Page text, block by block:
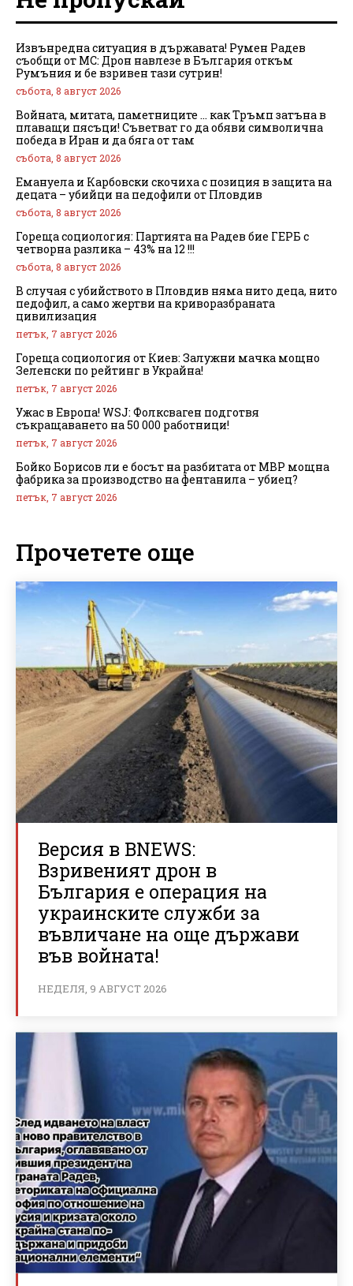
Извънредна ситуация в държавата! Румен Радев
съобщи от МС: Дрон навлезе в България откъм
Румъния и бе взривен тази сутрин!
събота, 8 август 2026
Войната, митата, паметниците … как Тръмп затъна в
плаващи пясъци! Съветват го да обяви символична
победа в Иран и да бяга от там
събота, 8 август 2026
Емануела и Карбовски скочиха с позиция в защита на
децата – убийци на педофили от Пловдив
събота, 8 август 2026
Гореща социология: Партията на Радев бие ГЕРБ с
четворна разлика – 43% на 12 !!!
събота, 8 август 2026
В случая с убийството в Пловдив няма нито деца, нито
педофил, а само жертви на криворазбраната
цивилизация
петък, 7 август 2026
Гореща социология от Киев: Залужни мачка мощно
Зеленски по рейтинг в Украйна!
петък, 7 август 2026
Ужас в Европа! WSJ: Фолксваген подготвя
съкращаването на 50 000 работници!
петък, 7 август 2026
Бойко Борисов ли е босът на разбитата от МВР мощна
фабрика за производство на фентанила – убиец?
петък, 7 август 2026
Прочетете още
Версия в BNEWS:
Взривеният дрон в
България е операция на
украинските служби за
въвличане на още държави
във войната!
НЕДЕЛЯ, 9 АВГУСТ 2026